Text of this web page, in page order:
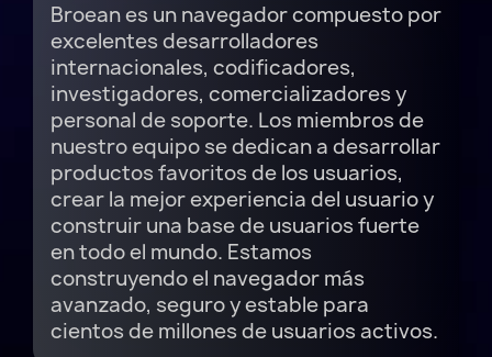
Broean es un navegador compuesto por
excelentes desarrolladores
internacionales, codificadores,
investigadores, comercializadores y
personal de soporte. Los miembros de
nuestro equipo se dedican a desarrollar
productos favoritos de los usuarios,
crear la mejor experiencia del usuario y
construir una base de usuarios fuerte
en todo el mundo. Estamos
construyendo el navegador más
avanzado, seguro y estable para
cientos de millones de usuarios activos.